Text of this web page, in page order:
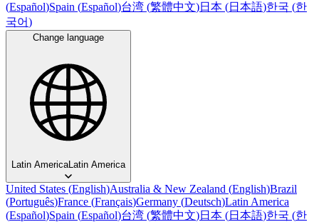
(Español)Spain (Español)台湾 (繁體中文)日本 (日本語)한국 (한
국어)
Change language
Latin AmericaLatin America
United States (English)Australia & New Zealand (English)Brazil
(Português)France (Français)Germany (Deutsch)Latin America
(Español)Spain (Español)台湾 (繁體中文)日本 (日本語)한국 (한